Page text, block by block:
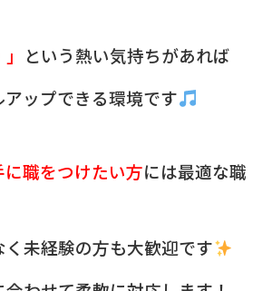
という熱い気持ちがあれば
アップできる環境です
職をつけたい方には最適な職
未経験の方も大歓迎です